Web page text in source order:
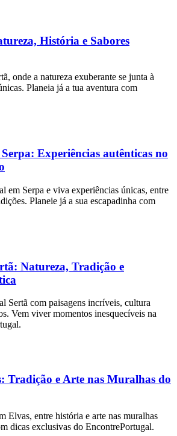
História e Sabores
onde a natureza exuberante se junta à
Planeia já a tua aventura com
Experiências autênticas no
em Serpa e viva experiências únicas, entre
Planeie já a sua escapadinha com
Natureza, Tradição e
Sertã com paisagens incríveis, cultura
Vem viver momentos inesquecíveis na
Tradição e Arte nas Muralhas do
Elvas, entre história e arte nas muralhas
dicas exclusivas do EncontrePortugal.